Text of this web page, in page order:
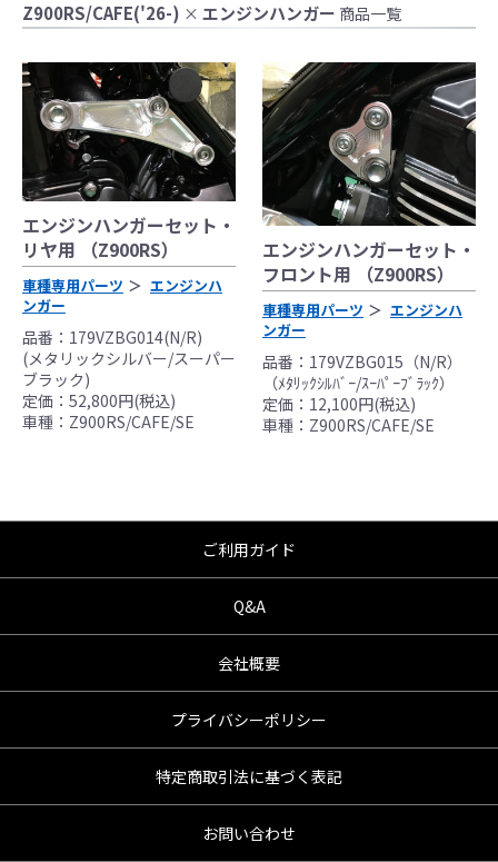
Z900RS/CAFE('26-) × エンジンハンガー 商品一覧
エンジンハンガーセット・
リヤ用 （Z900RS）
車種専用パーツ
エンジンハ
ンガー
品番：179VZBG014(N/R)
(メタリックシルバー/スーパー
ブラック)
定価：52,800円(税込)
車種：Z900RS/CAFE/SE
エンジンハンガーセット・
フロント用 （Z900RS）
車種専用パーツ
エンジンハ
ンガー
品番：179VZBG015（N/R）
（ﾒﾀﾘｯｸｼﾙﾊﾞｰ/ｽｰﾊﾟｰﾌﾞﾗｯｸ）
定価：12,100円(税込)
車種：Z900RS/CAFE/SE
り公道（※）での使用は出来ません。
ではございません。
レースでの使用に際しては、主催者が発行す
る競技規則を確認の上、お客様ご自身の判断
により装着をお願い致します。
●取り付けについては専門の資格と知識・経験
を有した整備士が、指定のサービスマニュア
ル、指定の基準に基づいた取り付けを行って
ください。
なお、取付時、使用時、その他で起きた全て
の事故、故障に対し保険、保証等は一切無
く、商品の返品、クレーム等も受付できませ
んので、あらかじめご了承ください。
●商品の仕様・価格につきましては事前の予告
無く変更となる場合がありますので了承願い
ご利用ガイド
Q&A
会社概要
プライバシーポリシー
特定商取引法に基づく表記
お問い合わせ